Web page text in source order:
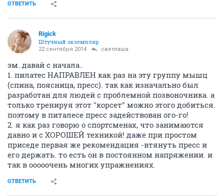
ОТВЕТИТЬ
Rigick
Штучный экземпляр
22 сентября 2014 светлаша
эм..давай с начала..
1. пилатес НАПРАВЛЕН как раз на эту группу мышц
(спина, поясница, пресс). так как изначально был
разработан для людей с проблемной позвоночника. а
только тренируя этот "корсет" можно этого добиться.
поэтому в питалесе пресс задействован ого-го!
2. я как раз говорю о спортсменах, что занимаются
давно и с ХОРОШЕЙ техникой! даже при простом
приседе первая же рекомендация -втянуть пресс и
его держать. то есть он в постоянном напряжении. и
так в ооооочень многих упражнениях.
ОТВЕТИТЬ